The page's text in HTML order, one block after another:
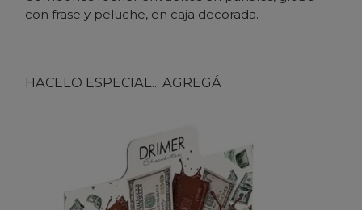
con frase y peluche, en caja decorada.
HACELO ESPECIAL... AGREGÁ